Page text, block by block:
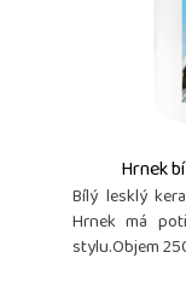
Hrnek
Bílý lesklý
Hrnek má
stylu.Objem